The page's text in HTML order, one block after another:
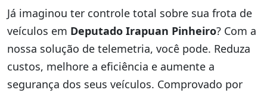
Já imaginou ter controle total sobre sua frota de
veículos em Deputado Irapuan Pinheiro? Com a
nossa solução de telemetria, você pode. Reduza
custos, melhore a eficiência e aumente a
segurança dos seus veículos. Comprovado por